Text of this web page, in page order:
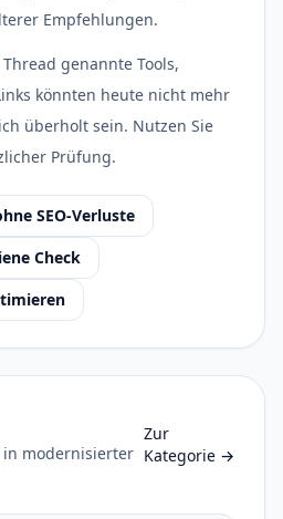
Empfehlungen.
genannte Tools,
könnten heute nicht mehr
überholt sein. Nutzen Sie
Prüfung.
SEO-Verluste
Check
modernisierter
Zur
Kategorie →